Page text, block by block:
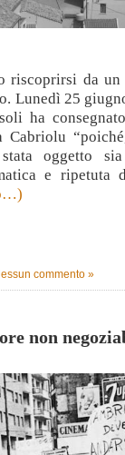
riscoprirsi da
Lunedì 25
ha
Cabriolu
oggetto
e ripetuta
commento »
non